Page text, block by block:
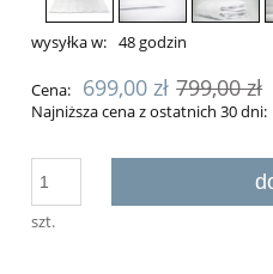
wysyłka w: 48 godzin
Cena: 699,00 zł 799,00 zł
Najniższa cena z ostatnich 30 dni:
szt.